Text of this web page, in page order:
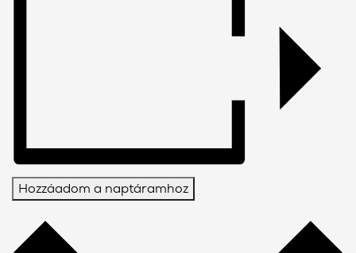
Hozzáadom a naptáramhoz